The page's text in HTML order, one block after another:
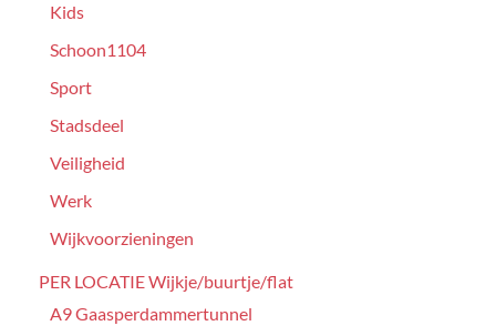
Kids
Schoon1104
Sport
Stadsdeel
Veiligheid
Werk
Wijkvoorzieningen
PER LOCATIE Wijkje/buurtje/flat
A9 Gaasperdammertunnel